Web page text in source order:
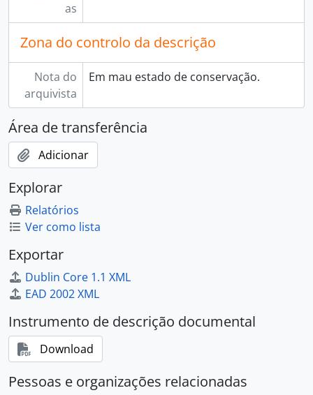
as
Zona do controlo da descrição
Nota do
arquivista
Em mau estado de conservação.
Área de transferência
Adicionar
Explorar
Relatórios
Ver como lista
Exportar
Dublin Core 1.1 XML
EAD 2002 XML
Instrumento de descrição documental
Download
Pessoas e organizações relacionadas